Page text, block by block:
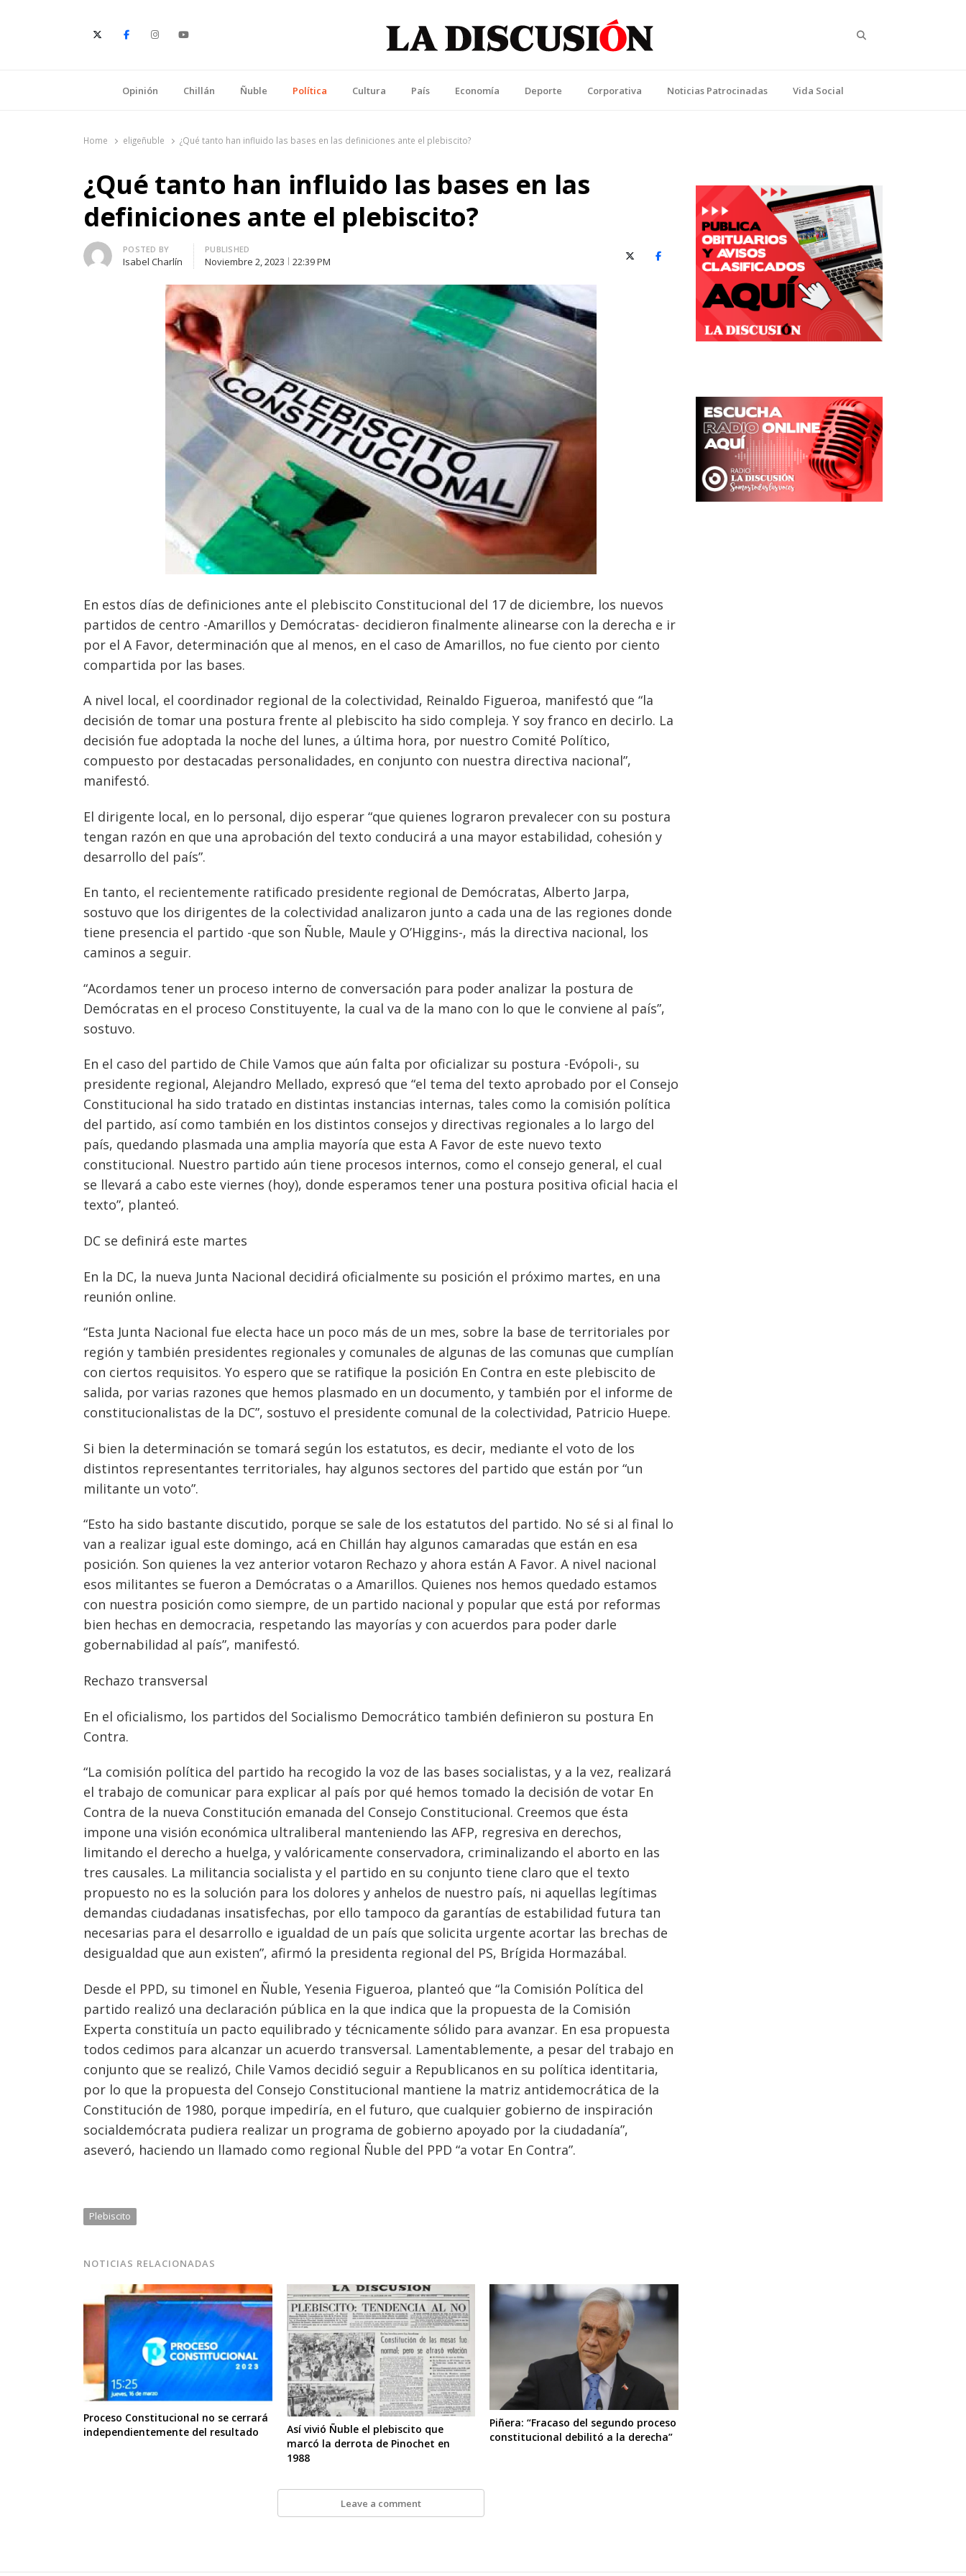
Opinión Chillán Ñuble Política Cultura País Economía Deporte Corporativa Noticias Patrocinadas Vida Social
Home eligeñuble ¿Qué tanto han influido las bases en las definiciones ante el plebiscito?
¿Qué tanto han influido las bases en las
definiciones ante el plebiscito?
Author
POSTED BY
Isabel Charlín
PUBLISHED
Noviembre 2, 2023 22:39 PM X (Twitter)Facebook
En estos días de definiciones ante el plebiscito Constitucional del 17 de diciembre, los nuevos
partidos de centro -Amarillos y Demócratas- decidieron finalmente alinearse con la derecha e ir
por el A Favor, determinación que al menos, en el caso de Amarillos, no fue ciento por ciento
compartida por las bases.
A nivel local, el coordinador regional de la colectividad, Reinaldo Figueroa, manifestó que “la
decisión de tomar una postura frente al plebiscito ha sido compleja. Y soy franco en decirlo. La
decisión fue adoptada la noche del lunes, a última hora, por nuestro Comité Político,
compuesto por destacadas personalidades, en conjunto con nuestra directiva nacional”,
manifestó.
El dirigente local, en lo personal, dijo esperar “que quienes lograron prevalecer con su postura
tengan razón en que una aprobación del texto conducirá a una mayor estabilidad, cohesión y
desarrollo del país”.
En tanto, el recientemente ratificado presidente regional de Demócratas, Alberto Jarpa,
sostuvo que los dirigentes de la colectividad analizaron junto a cada una de las regiones donde
tiene presencia el partido -que son Ñuble, Maule y O’Higgins-, más la directiva nacional, los
caminos a seguir.
“Acordamos tener un proceso interno de conversación para poder analizar la postura de
Demócratas en el proceso Constituyente, la cual va de la mano con lo que le conviene al país”,
sostuvo.
En el caso del partido de Chile Vamos que aún falta por oficializar su postura -Evópoli-, su
presidente regional, Alejandro Mellado, expresó que “el tema del texto aprobado por el Consejo
Constitucional ha sido tratado en distintas instancias internas, tales como la comisión política
del partido, así como también en los distintos consejos y directivas regionales a lo largo del
país, quedando plasmada una amplia mayoría que esta A Favor de este nuevo texto
constitucional. Nuestro partido aún tiene procesos internos, como el consejo general, el cual
se llevará a cabo este viernes (hoy), donde esperamos tener una postura positiva oficial hacia el
texto”, planteó.
DC se definirá este martes
En la DC, la nueva Junta Nacional decidirá oficialmente su posición el próximo martes, en una
reunión online.
“Esta Junta Nacional fue electa hace un poco más de un mes, sobre la base de territoriales por
región y también presidentes regionales y comunales de algunas de las comunas que cumplían
con ciertos requisitos. Yo espero que se ratifique la posición En Contra en este plebiscito de
salida, por varias razones que hemos plasmado en un documento, y también por el informe de
constitucionalistas de la DC”, sostuvo el presidente comunal de la colectividad, Patricio Huepe.
Si bien la determinación se tomará según los estatutos, es decir, mediante el voto de los
distintos representantes territoriales, hay algunos sectores del partido que están por “un
militante un voto”.
“Esto ha sido bastante discutido, porque se sale de los estatutos del partido. No sé si al final lo
van a realizar igual este domingo, acá en Chillán hay algunos camaradas que están en esa
posición. Son quienes la vez anterior votaron Rechazo y ahora están A Favor. A nivel nacional
esos militantes se fueron a Demócratas o a Amarillos. Quienes nos hemos quedado estamos
con nuestra posición como siempre, de un partido nacional y popular que está por reformas
bien hechas en democracia, respetando las mayorías y con acuerdos para poder darle
gobernabilidad al país”, manifestó.
Rechazo transversal
En el oficialismo, los partidos del Socialismo Democrático también definieron su postura En
Contra.
“La comisión política del partido ha recogido la voz de las bases socialistas, y a la vez, realizará
el trabajo de comunicar para explicar al país por qué hemos tomado la decisión de votar En
Contra de la nueva Constitución emanada del Consejo Constitucional. Creemos que ésta
impone una visión económica ultraliberal manteniendo las AFP, regresiva en derechos,
limitando el derecho a huelga, y valóricamente conservadora, criminalizando el aborto en las
tres causales. La militancia socialista y el partido en su conjunto tiene claro que el texto
propuesto no es la solución para los dolores y anhelos de nuestro país, ni aquellas legítimas
demandas ciudadanas insatisfechas, por ello tampoco da garantías de estabilidad futura tan
necesarias para el desarrollo e igualdad de un país que solicita urgente acortar las brechas de
desigualdad que aun existen”, afirmó la presidenta regional del PS, Brígida Hormazábal.
Desde el PPD, su timonel en Ñuble, Yesenia Figueroa, planteó que “la Comisión Política del
partido realizó una declaración pública en la que indica que la propuesta de la Comisión
Experta constituía un pacto equilibrado y técnicamente sólido para avanzar. En esa propuesta
todos cedimos para alcanzar un acuerdo transversal. Lamentablemente, a pesar del trabajo en
conjunto que se realizó, Chile Vamos decidió seguir a Republicanos en su política identitaria,
por lo que la propuesta del Consejo Constitucional mantiene la matriz antidemocrática de la
Constitución de 1980, porque impediría, en el futuro, que cualquier gobierno de inspiración
socialdemócrata pudiera realizar un programa de gobierno apoyado por la ciudadanía”,
aseveró, haciendo un llamado como regional Ñuble del PPD “a votar En Contra”.
Plebiscito
NOTICIAS RELACIONADAS
Proceso Constitucional no se cerrará
independientemente del resultado
Así vivió Ñuble el plebiscito que
marcó la derrota de Pinochet en
1988
Piñera: “Fracaso del segundo proceso
constitucional debilitó a la derecha”
Leave a comment
Navegación